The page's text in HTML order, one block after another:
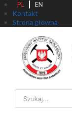
PL EN
Kontakt
Strona główna
Szukaj...